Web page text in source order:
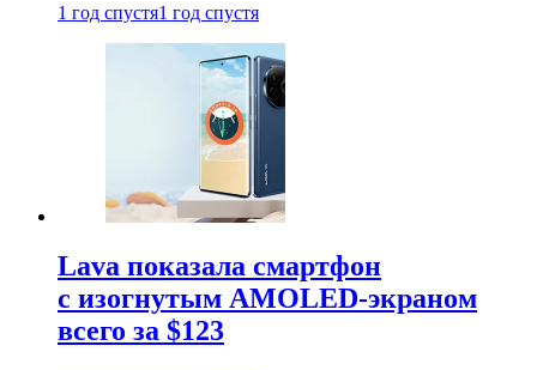
1 год спустя1 год спустя
Lava показала смартфон
с изогнутым AMOLED-экраном
всего за $123